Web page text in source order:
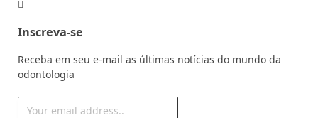
Inscreva-se
Receba em seu e-mail as últimas notícias do mundo da
odontologia